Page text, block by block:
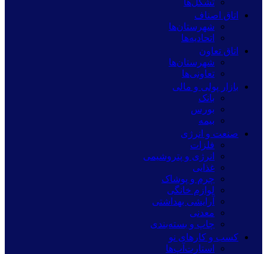
تشکل‌ها
اتاق اصناف
شهرستان‌ها
اتحادیه‌ها
اتاق تعاون
شهرستان‌ها
تعاونی‌ها
بازار پولی و مالی
بانک
بورس
بیمه
صنعت و انرژی
فلزات
انرژی و پتروشیمی
غذایی
چرم و پوشاک
لوازم خانگی
آرایشی بهداشتی
معدنی
چاپ و بسته‌بندی
کسب و کارهای نو
استارت‌آپ‌ها